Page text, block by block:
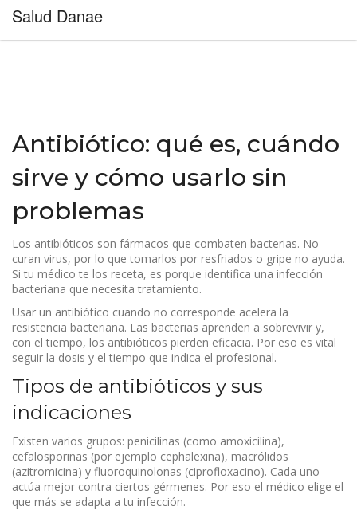
Salud Danae
Antibiótico: qué es, cuándo
sirve y cómo usarlo sin
problemas
Los antibióticos son fármacos que combaten bacterias. No
curan virus, por lo que tomarlos por resfriados o gripe no ayuda.
Si tu médico te los receta, es porque identifica una infección
bacteriana que necesita tratamiento.
Usar un antibiótico cuando no corresponde acelera la
resistencia bacteriana. Las bacterias aprenden a sobrevivir y,
con el tiempo, los antibióticos pierden eficacia. Por eso es vital
seguir la dosis y el tiempo que indica el profesional.
Tipos de antibióticos y sus
indicaciones
Existen varios grupos: penicilinas (como amoxicilina),
cefalosporinas (por ejemplo cephalexina), macrólidos
(azitromicina) y fluoroquinolonas (ciprofloxacino). Cada uno
actúa mejor contra ciertos gérmenes. Por eso el médico elige el
que más se adapta a tu infección.